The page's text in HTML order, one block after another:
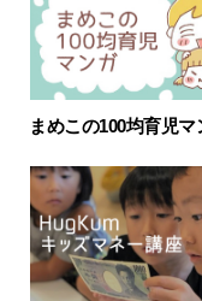
まめこの100均育児マ